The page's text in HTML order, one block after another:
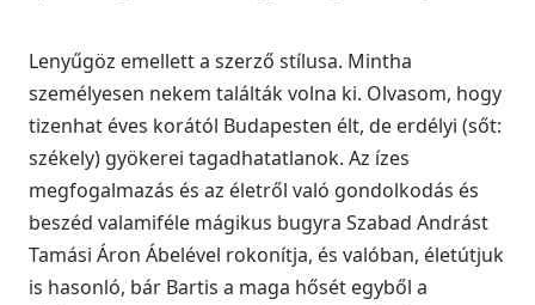
Lenyűgöz emellett a szerző stílusa. Mintha
személyesen nekem találták volna ki. Olvasom, hogy
tizenhat éves korától Budapesten élt, de erdélyi (sőt:
székely) gyökerei tagadhatatlanok. Az ízes
megfogalmazás és az életről való gondolkodás és
beszéd valamiféle mágikus bugyra Szabad Andrást
Tamási Áron Ábelével rokonítja, és valóban, életútjuk
is hasonló, bár Bartis a maga hősét egyből a